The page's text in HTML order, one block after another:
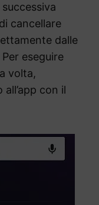
cancellare
dalle
eseguire
volta,
con il